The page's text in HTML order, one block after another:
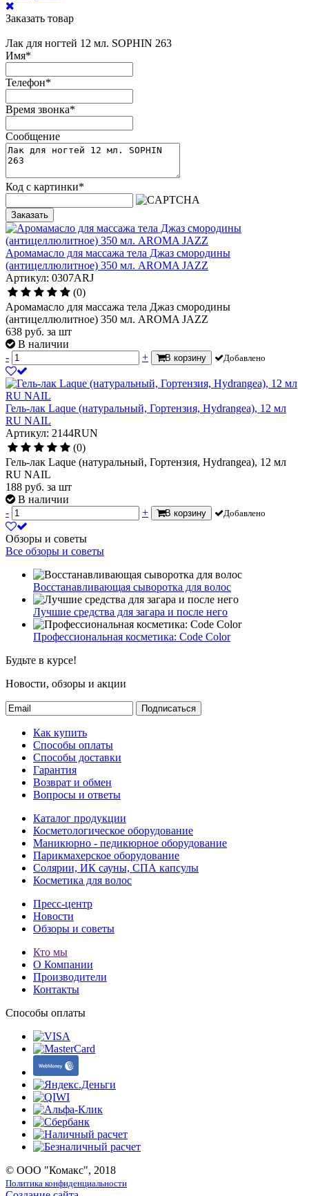
Заказать товар
Лак для ногтей 12 мл. SOPHIN 263
Имя*
Телефон*
Время звонка*
Сообщение
Код с картинки*
Заказать
Аромамасло для массажа тела Джаз смородины
(антицеллюлитное) 350 мл. AROMA JAZZ
Артикул: 0307ARJ
(0)
Аромамасло для массажа тела Джаз смородины
(антицеллюлитное) 350 мл. AROMA JAZZ
638 руб. за шт
В наличии
-
+ В корзину Добавлено
Гель-лак Laque (натуральный, Гортензия, Hydrangea), 12 мл
RU NAIL
Артикул: 2144RUN
(0)
Гель-лак Laque (натуральный, Гортензия, Hydrangea), 12 мл
RU NAIL
188 руб. за шт
В наличии
-
+ В корзину Добавлено
Обзоры и советы
Все обзоры и советы
Восстанавливающая сыворотка для волос
Лучшие средства для загара и после него
Профессиональная косметика: Code Color
Будьте в курсе!
Новости, обзоры и акции
Подписаться
Как купить
Способы оплаты
Способы доставки
Гарантия
Возврат и обмен
Вопросы и ответы
Каталог продукции
Косметологическое оборудование
Маникюрно - педикюрное оборудование
Парикмахерское оборудование
Солярии, ИК сауны, СПА капсулы
Косметика для волос
Пресс-центр
Новости
Обзоры и советы
Кто мы
О Компании
Производители
Контакты
Способы оплаты
© ООО "Комакс", 2018
Политика конфиденциальности